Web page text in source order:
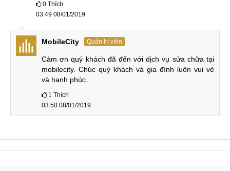
0 Thích
03:49 08/01/2019
MobileCity Quản trị viên
Cảm ơn quý khách đã đến với dịch vụ sửa chữa tại
mobilecity. Chúc quý khách và gia đình luôn vui vẻ
và hạnh phúc.
1 Thích
03:50 08/01/2019